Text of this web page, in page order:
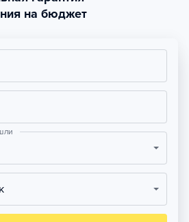
на бюджет